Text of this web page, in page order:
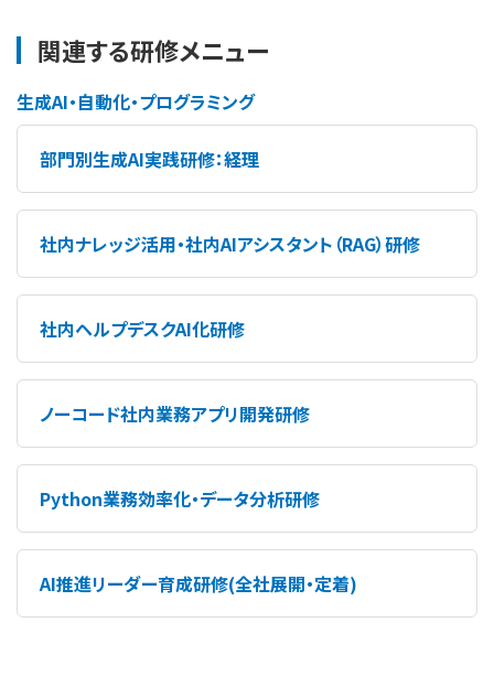
関連する研修メニュー
生成AI・自動化・プログラミング
部門別生成AI実践研修：経理
社内ナレッジ活用・社内AIアシスタント（RAG）研修
社内ヘルプデスクAI化研修
ノーコード社内業務アプリ開発研修
Python業務効率化・データ分析研修
AI推進リーダー育成研修(全社展開・定着)